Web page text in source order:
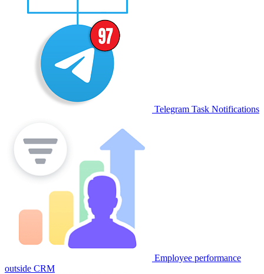
Telegram Task Notifications
Employee performance
outside CRM